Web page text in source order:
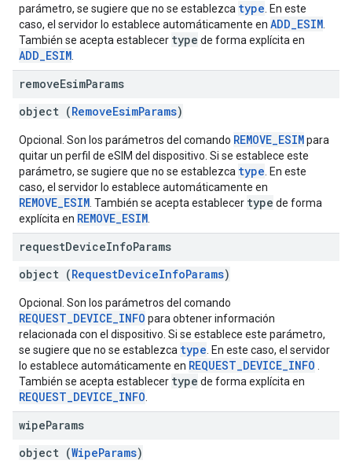
parámetro, se sugiere que no se establezca type . En este
caso, el servidor lo establece automáticamente en ADD_ESIM
También se acepta establecer type de forma explícita en
ADD_ESIM
removeEsimParams
object (RemoveEsimParams)
Opcional. Son los parámetros del comando REMOVE_ESIMpara
quitar un perfil de eSIM del dispositivo. Si se establece este
parámetro, se sugiere que no se establezca type . En este
caso, el servidor lo establece automáticamente en
REMOVE_ESIM . También se acepta establecer type de forma
explícita en REMOVE_ESIM
requestDeviceInfoParams
object (RequestDeviceInfoParams)
Opcional. Son los parámetros del comando
REQUEST_DEVICE_INFO para obtener información
relacionada con el dispositivo. Si se establece este parámetro,
se sugiere que no se establezca type . En este caso, el servidor
lo establece automáticamente en REQUEST_DEVICE_INFO
También se acepta establecer type de forma explícita en
REQUEST_DEVICE_INFO
wipeParams
object (WipeParams)